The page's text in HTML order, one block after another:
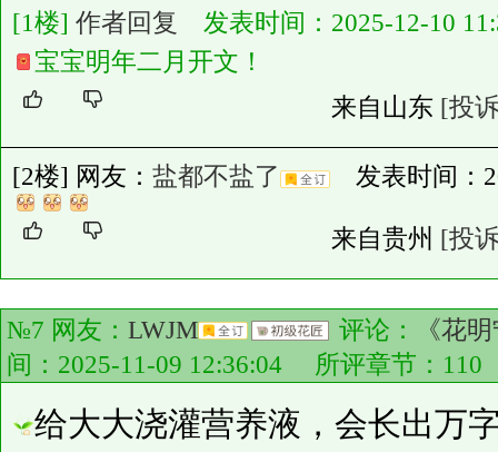
[1楼] 作者回复
发表时间：2025-12-10
宝宝明年二月开文！
来自山东 [投
[2楼] 网友： 盐都不盐了 发表时间：
来自贵州 [投
№7 网友： LWJM 评论：
《花
间：2025-11-09 12:36:04 所评章节： 110
给大大浇灌营养液，会长出万